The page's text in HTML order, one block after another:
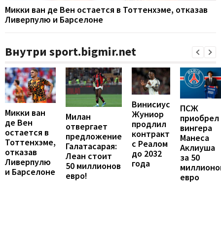
Микки ван де Вен остается в Тоттенхэме, отказав
Ливерпулю и Барселоне
Внутри sport.bigmir.net
Микки ван
де Вен
остается в
Тоттенхэме,
отказав
Ливерпулю
и Барселоне
Милан
отвергает
предложение
Галатасарая:
Леан стоит
50 миллионов
евро!
Винисиус
Жуниор
продлил
контракт
с Реалом
до 2032
года
ПСЖ
приобрел
вингера
Манеса
Аклиуша
за 50
евро